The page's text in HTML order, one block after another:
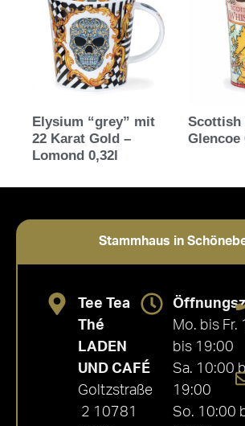
Elysium “grey” mit
22 Karat Gold –
Lomond 0,32l
Scottish
Glencoe
Stammhaus in
Tee Tea
Thé
LADEN
UND CAFÉ
Goltzstraße
2 10781
Mo. bis Fr.
bis 19:00
Sa. 10:00
19:00
So. 10:00